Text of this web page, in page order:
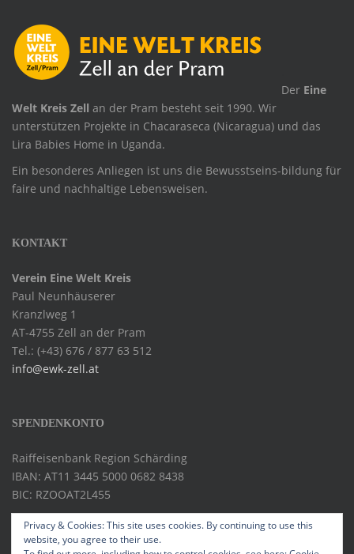
Der Eine
Welt Kreis Zell an der Pram besteht seit 1990. Wir
unterstützen Projekte in Chacaraseca (Nicaragua) und das
Lira Babies Home in Uganda.
Ein besonderes Anliegen ist uns die Bewusstseins-bildung für
faire und nachhaltige Lebensweisen.
KONTAKT
Verein Eine Welt Kreis
Paul Neunhäuserer
Kranzlweg 1
AT-4755 Zell an der Pram
Tel.: (+43) 676 / 877 63 512
info@ewk-zell.at
SPENDENKONTO
Raiffeisenbank Region Schärding
IBAN: AT11 3445 5000 0682 8438
BIC: RZOOAT2L455
Privacy & Cookies: This site uses cookies. By continuing to use this
website, you agree to their use.